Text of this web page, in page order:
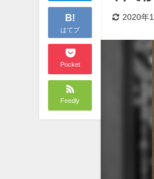
B!
はてブ
Pocket
Feedly
2020年